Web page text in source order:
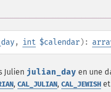
, int $calendar):
Julien julian_day en une
, CAL_JULIAN, CAL_JEWISH et